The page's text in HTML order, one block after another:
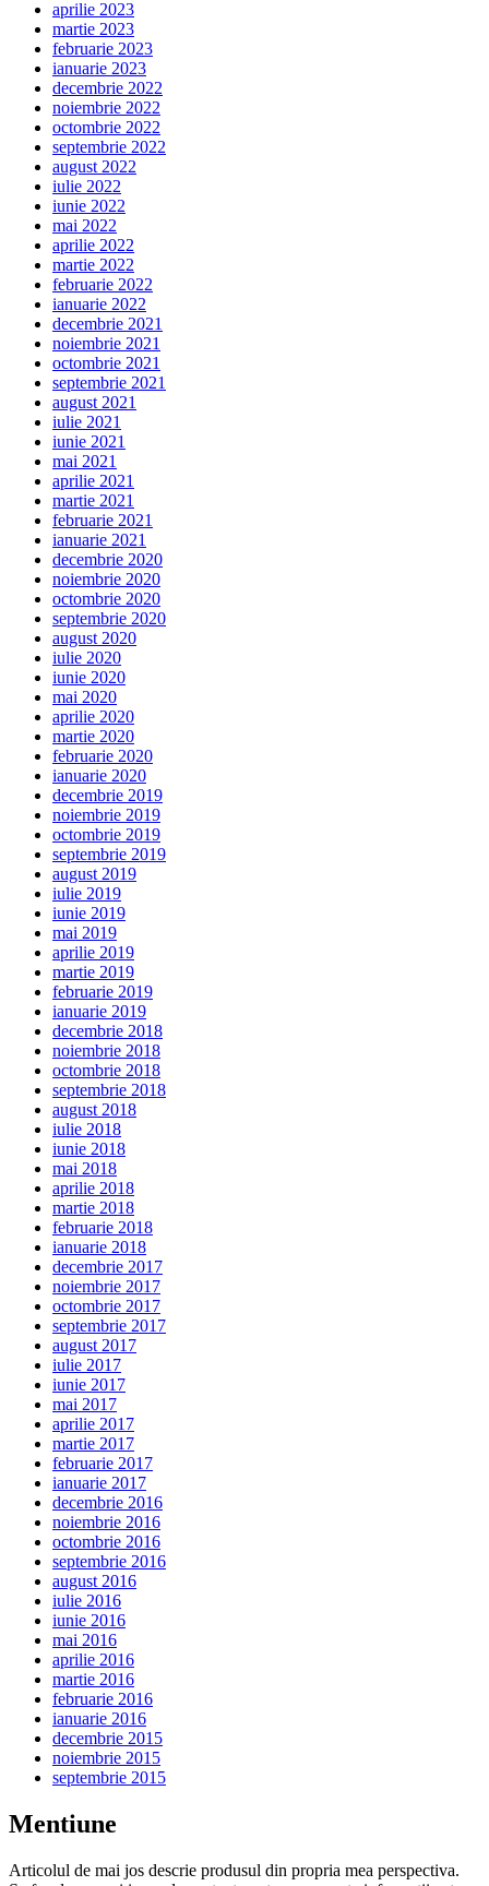
aprilie 2023
martie 2023
februarie 2023
ianuarie 2023
decembrie 2022
noiembrie 2022
octombrie 2022
septembrie 2022
august 2022
iulie 2022
iunie 2022
mai 2022
aprilie 2022
martie 2022
februarie 2022
ianuarie 2022
decembrie 2021
noiembrie 2021
octombrie 2021
septembrie 2021
august 2021
iulie 2021
iunie 2021
mai 2021
aprilie 2021
martie 2021
februarie 2021
ianuarie 2021
decembrie 2020
noiembrie 2020
octombrie 2020
septembrie 2020
august 2020
iulie 2020
iunie 2020
mai 2020
aprilie 2020
martie 2020
februarie 2020
ianuarie 2020
decembrie 2019
noiembrie 2019
octombrie 2019
septembrie 2019
august 2019
iulie 2019
iunie 2019
mai 2019
aprilie 2019
martie 2019
februarie 2019
ianuarie 2019
decembrie 2018
noiembrie 2018
octombrie 2018
septembrie 2018
august 2018
iulie 2018
iunie 2018
mai 2018
aprilie 2018
martie 2018
februarie 2018
ianuarie 2018
decembrie 2017
noiembrie 2017
octombrie 2017
septembrie 2017
august 2017
iulie 2017
iunie 2017
mai 2017
aprilie 2017
martie 2017
februarie 2017
ianuarie 2017
decembrie 2016
noiembrie 2016
octombrie 2016
septembrie 2016
august 2016
iulie 2016
iunie 2016
mai 2016
aprilie 2016
martie 2016
februarie 2016
ianuarie 2016
decembrie 2015
noiembrie 2015
septembrie 2015
Mentiune
Articolul de mai jos descrie produsul din propria mea perspectiva.